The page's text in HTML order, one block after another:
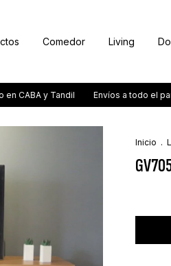
Comedor Living
y Tandil Envíos a todo el país
Inicio .